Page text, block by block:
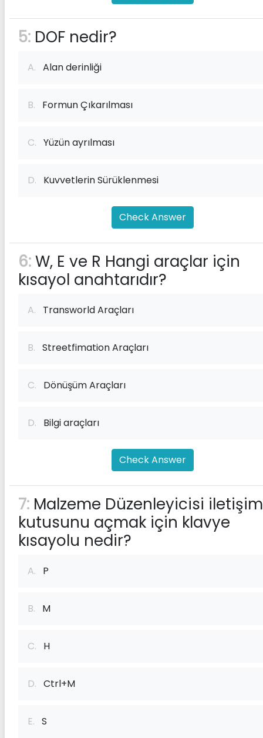
5: DOF nedir?
A. Alan derinliği
B. Formun Çıkarılması
C. Yüzün ayrılması
D. Kuvvetlerin Sürüklenmesi
Check Answer
6:W, E ve R Hangi araçlar için
kısayol anahtarıdır?
A. Transworld Araçları
B. Streetfimation Araçları
C. Dönüşüm Araçları
D. Bilgi araçları
Check Answer
7: Malzeme Düzenleyicisi iletişim
kutusunu açmak için klavye
kısayolu nedir?
A. P
B. M
C. H
D. Ctrl+M
E. S